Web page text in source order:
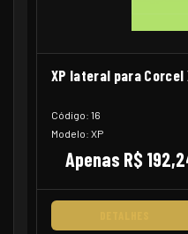
XP lateral para Corcel
Código: 16
Modelo: XP
Apenas R$